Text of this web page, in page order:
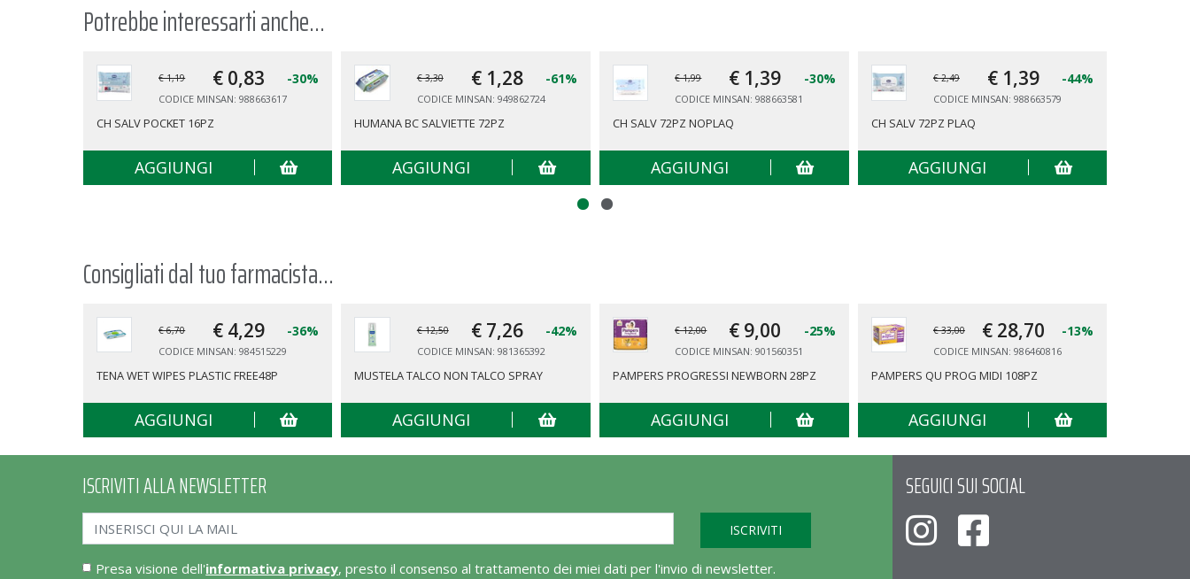
Potrebbe interessarti anche...
€ 1,19 € 0,83 -30%
CODICE MINSAN: 988663617
CH SALV POCKET 16PZ
AGGIUNGI
€ 3,30 € 1,28 -61%
CODICE MINSAN: 949862724
HUMANA BC SALVIETTE 72PZ
AGGIUNGI
€ 1,99 € 1,39 -30%
CODICE MINSAN: 988663581
CH SALV 72PZ NOPLAQ
AGGIUNGI
€ 2,49 € 1,39 -44%
CODICE MINSAN: 988663579
CH SALV 72PZ PLAQ
AGGIUNGI
Consigliati dal tuo farmacista...
€ 6,70 € 4,29 -36%
CODICE MINSAN: 984515229
TENA WET WIPES PLASTIC FREE48P
AGGIUNGI
€ 12,50 € 7,26 -42%
CODICE MINSAN: 981365392
MUSTELA TALCO NON TALCO SPRAY
AGGIUNGI
€ 12,00 € 9,00 -25%
CODICE MINSAN: 901560351
PAMPERS PROGRESSI NEWBORN 28PZ
AGGIUNGI
€ 33,00 € 28,70 -13%
CODICE MINSAN: 986460816
PAMPERS QU PROG MIDI 108PZ
AGGIUNGI
ISCRIVITI ALLA NEWSLETTER
Presa visione dell'informativa privacy, presto il consenso al trattamento dei miei dati per l'invio di newsletter.
SEGUICI SUI SOCIAL